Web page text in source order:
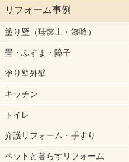
リフォーム事例
塗り壁（珪藻土・漆喰）
畳・ふすま・障子
塗り壁外壁
キッチン
トイレ
介護リフォーム・手すり
ペットと暮らすリフォーム